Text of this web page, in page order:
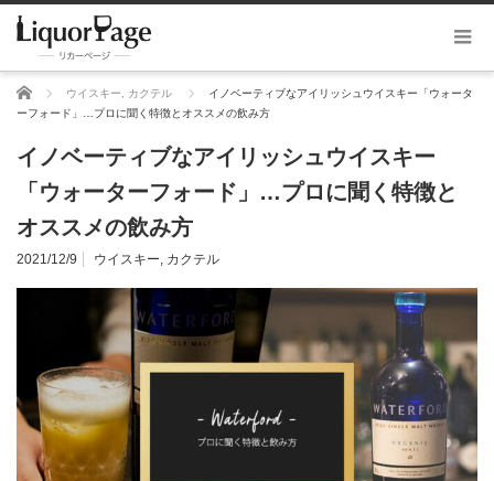
ホーム ウイスキー カクテル
イノベーティブなアイリッシュウイスキー「ウォータ
ーフォード」…プロに聞く特徴とオススメの飲み方
イノベーティブなアイリッシュウイスキー
「ウォーターフォード」…プロに聞く特徴と
オススメの飲み方
2021/12/9 ウイスキー, カクテル